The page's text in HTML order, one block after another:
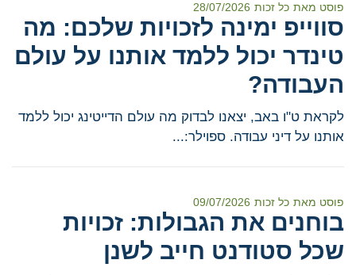
פוסט מאת כל זכות 28/07/2026
סווייפ ימינה לזכויות שלכם: מה
טינדר יכול ללמד אותנו על עולם
העבודה?
לקראת ט"ו באב, יצאנו לבדוק מה עולם הדייטינג יכול ללמד
אותנו על דיני עבודה. ספוילר:...
פוסט מאת כל זכות 09/07/2026
בוחנים את הגבולות: זכויות
שכל סטודנט חייב לשנן